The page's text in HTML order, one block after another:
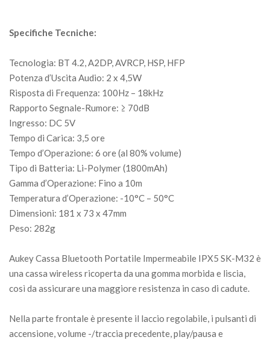
Specifiche Tecniche:
Tecnologia: BT 4.2, A2DP, AVRCP, HSP, HFP
Potenza d’Uscita Audio: 2 x 4,5W
Risposta di Frequenza: 100Hz – 18kHz
Rapporto Segnale-Rumore: ≥ 70dB
Ingresso: DC 5V
Tempo di Carica: 3,5 ore
Tempo d’Operazione: 6 ore (al 80% volume)
Tipo di Batteria: Li-Polymer (1800mAh)
Gamma d’Operazione: Fino a 10m
Temperatura d’Operazione: -10°C – 50°C
Dimensioni: 181 x 73 x 47mm
Peso: 282g
Aukey Cassa Bluetooth Portatile Impermeabile IPX5 SK-M32 è
una cassa wireless ricoperta da una gomma morbida e liscia,
così da assicurare una maggiore resistenza in caso di cadute.
Nella parte frontale è presente il laccio regolabile, i pulsanti di
accensione, volume -/traccia precedente, play/pausa e